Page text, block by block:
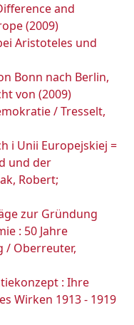
and
(2009)
Aristoteles und
Bonn nach Berlin,
von (2009)
/ Tresselt,
i Unii Europejskiej =
und der
Robert;
zur Gründung
: 50 Jahre
/ Oberreuter,
: Ihre
Wirken 1913 - 1919